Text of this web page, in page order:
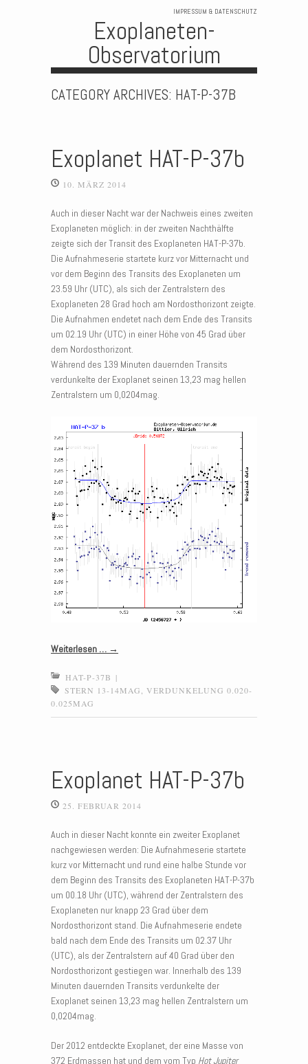
IMPRESSUM & DATENSCHUTZ
Exoplaneten-
Observatorium
CATEGORY ARCHIVES: HAT-P-37B
Exoplanet HAT-P-37b
10. MÄRZ 2014
Auch in dieser Nacht war der Nachweis eines zweiten
Exoplaneten möglich: in der zweiten Nachthälfte
zeigte sich der Transit des Exoplaneten HAT-P-37b.
Die Aufnahmeserie startete kurz vor Mitternacht und
vor dem Beginn des Transits des Exoplaneten um
23.59 Uhr (UTC), als sich der Zentralstern des
Exoplaneten 28 Grad hoch am Nordosthorizont zeigte.
Die Aufnahmen endetet nach dem Ende des Transits
um 02.19 Uhr (UTC) in einer Höhe von 45 Grad über
dem Nordosthorizont.
Während des 139 Minuten dauernden Transits
verdunkelte der Exoplanet seinen 13,23 mag hellen
Zentralstern um 0,0204mag.
Weiterlesen … →
HAT-P-37B |
STERN 13-14MAG
VERDUNKELUNG 0.020-
0.025MAG
Exoplanet HAT-P-37b
25. FEBRUAR 2014
Auch in dieser Nacht konnte ein zweiter Exoplanet
nachgewiesen werden: Die Aufnahmeserie startete
kurz vor Mitternacht und rund eine halbe Stunde vor
dem Beginn des Transits des Exoplaneten HAT-P-37b
um 00.18 Uhr (UTC), während der Zentralstern des
Exoplaneten nur knapp 23 Grad über dem
Nordosthorizont stand. Die Aufnahmeserie endete
bald nach dem Ende des Transits um 02.37 Uhr
(UTC), als der Zentralstern auf 40 Grad über den
Nordosthorizont gestiegen war. Innerhalb des 139
Minuten dauernden Transits verdunkelte der
Exoplanet seinen 13,23 mag hellen Zentralstern um
0,0204mag.
Der 2012 entdeckte Exoplanet, der eine Masse von
372 Erdmassen hat und dem vom Typ Hot Jupiter